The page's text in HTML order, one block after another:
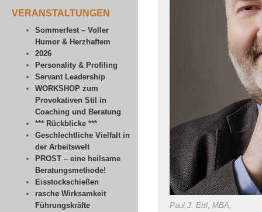
VERANSTALTUNGEN
Sommerfest – Voller
Humor & Herzhaftem
2026
Personality & Profiling
Servant Leadership
WORKSHOP zum
Provokativen Stil in
Coaching und Beratung
*** Rückblicke ***
Geschlechtliche Vielfalt in
der Arbeitswelt
PROST – eine heilsame
Beratungsmethode!
Eisstockschießen
rasche Wirksamkeit
Führungskräfte
Paul J. Ettl, MBA,